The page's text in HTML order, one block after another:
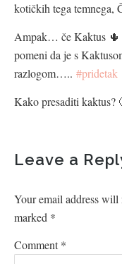
kotičkih tega temnega,
Ampak… če Kaktus 🌵
pomeni da je s
razlogom….. #pridetak
Kako presaditi kaktus?
Leave a
Your email address will
marked *
Comment*